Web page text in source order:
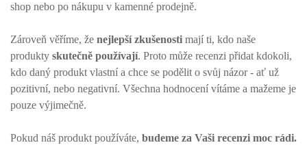
shop nebo po nákupu v kamenné prodejně.
Zároveň věříme, že nejlepší zkušenosti mají ti, kdo naše
produkty skutečně používají. Proto může recenzi přidat kdokoli,
kdo daný produkt vlastní a chce se podělit o svůj názor - ať už
pozitivní, nebo negativní. Všechna hodnocení vítáme a mažeme je
pouze výjimečně.
Pokud náš produkt používáte, budeme za Vaši recenzi moc rádi.